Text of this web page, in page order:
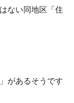
ない同地区「住
があるそうです